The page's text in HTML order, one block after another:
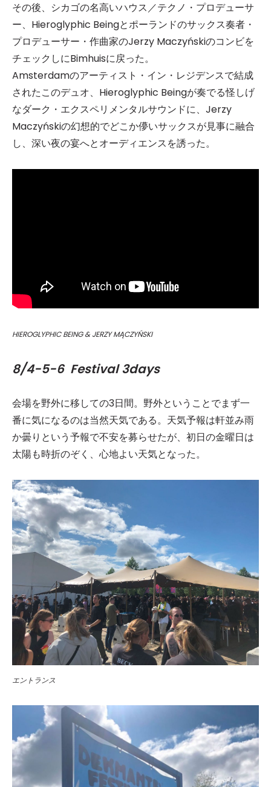
その後、シカゴの名高いハウス／テクノ・プロデューサ
ー、Hieroglyphic Beingとポーランドのサックス奏者・
プロデューサー・作曲家のJerzy Maczyńskiのコンビを
チェックしにBimhuisに戻った。
Amsterdamのアーティスト・イン・レジデンスで結成
されたこのデュオ、Hieroglyphic Beingが奏でる怪しげ
なダーク・エクスペリメンタルサウンドに、Jerzy
Maczyńskiの幻想的でどこか儚いサックスが見事に融合
し、深い夜の宴へとオーディエンスを誘った。
HIEROGLYPHIC BEING & JERZY MĄCZYŃSKI
8/4-5-6 Festival 3days
会場を野外に移しての3日間。野外ということでまず一
番に気になるのは当然天気である。天気予報は軒並み雨
か曇りという予報で不安を募らせたが、初日の金曜日は
太陽も時折のぞく、心地よい天気となった。
エントランス